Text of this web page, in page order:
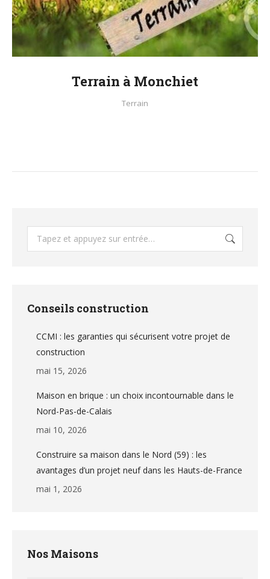
Terrain à Monchiet
Terrain
Recherche
:
Conseils construction
CCMI : les garanties qui sécurisent votre projet de
construction
mai 15, 2026
Maison en brique : un choix incontournable dans le
Nord-Pas-de-Calais
mai 10, 2026
Construire sa maison dans le Nord (59) : les
avantages d’un projet neuf dans les Hauts-de-France
mai 1, 2026
Nos Maisons